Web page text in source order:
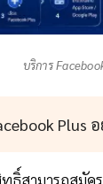
บริการ
Plus อ